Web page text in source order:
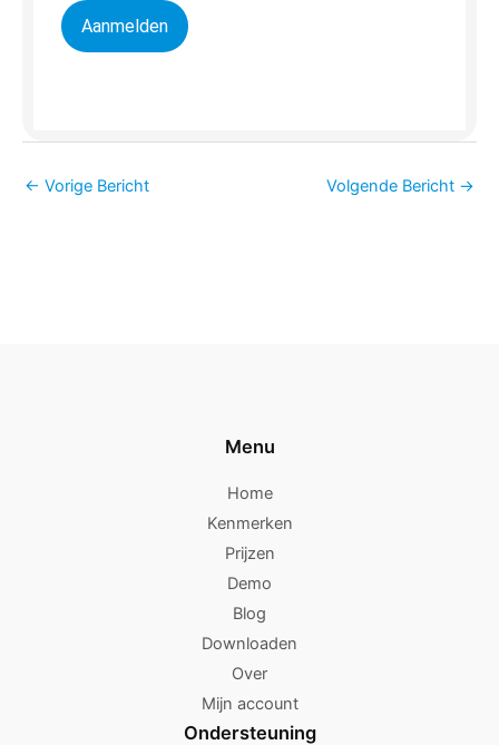
Aanmelden
← Vorige Bericht Volgende Bericht →
Menu
Home
Kenmerken
Prijzen
Demo
Blog
Downloaden
Over
Mijn account
Ondersteuning